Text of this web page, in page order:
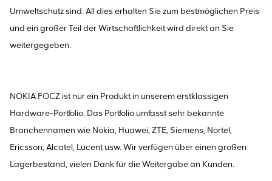
Umweltschutz sind. All dies erhalten Sie zum bestmöglichen Preis
und ein großer Teil der Wirtschaftlichkeit wird direkt an Sie
weitergegeben.
NOKIA FOCZ ist nur ein Produkt in unserem erstklassigen
Hardware-Portfolio. Das Portfolio umfasst sehr bekannte
Branchennamen wie Nokia, Huawei, ZTE, Siemens, Nortel,
Ericsson, Alcatel, Lucent usw. Wir verfügen über einen großen
Lagerbestand, vielen Dank für die Weitergabe an Kunden.